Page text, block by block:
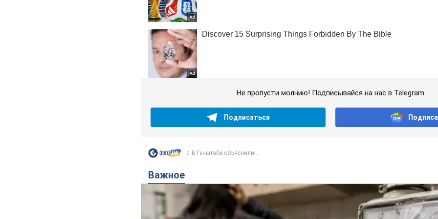
Не пропусти молнию! Подписывайся на нас в Telegram
Подписаться
В Генштабе объяснили ...
Важное